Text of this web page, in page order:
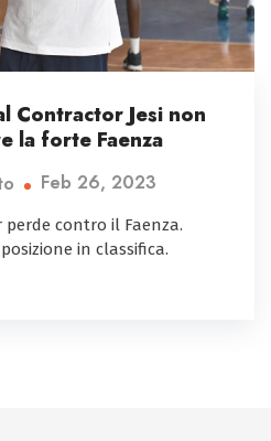
Contractor Jesi non
la forte Faenza
Feb 26, 2023
perde contro il Faenza.
in classifica.